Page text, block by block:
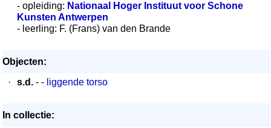
- opleiding: Nationaal Hoger Instituut voor Schone
Kunsten Antwerpen
- leerling: F. (Frans) van den Brande
Objecten:
·
s.d. - - liggende torso
In collectie: